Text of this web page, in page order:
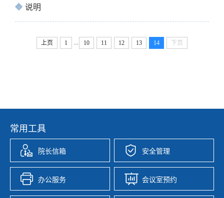
说明
上页 1 10 11 12 13 14 下页
常用工具
院长信箱 安全管理
办公服务 会议室预约